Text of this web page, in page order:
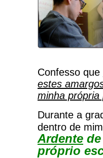
Confesso que
estes
minha própria
Durante a
dentro de
Ardente
próprio